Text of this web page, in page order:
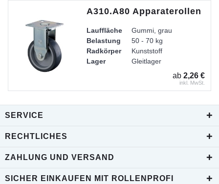
A310.A80 Apparaterollen
Lauffläche
Gummi, grau
Belastung
50 - 70 kg
Radkörper
Kunststoff
Lager
Gleitlager
Stahlblech verzinkt-
ab 2,26 €
inkl. MwSt.
SERVICE
RECHTLICHES
ZAHLUNG UND VERSAND
SICHER EINKAUFEN MIT ROLLENPROFI